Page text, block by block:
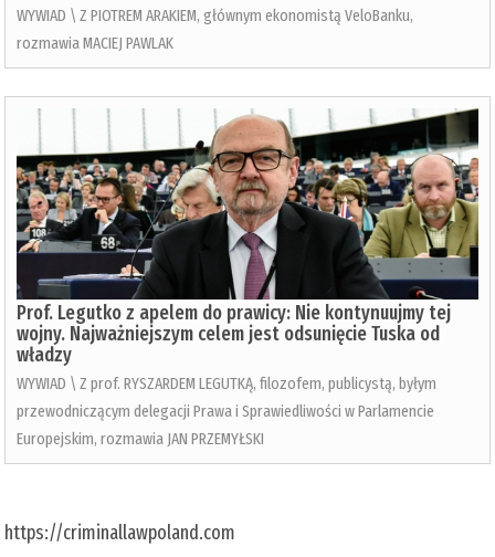
WYWIAD \ Z PIOTREM ARAKIEM, głównym ekonomistą VeloBanku,
rozmawia MACIEJ PAWLAK
Prof. Legutko z apelem do prawicy: Nie kontynuujmy tej
wojny. Najważniejszym celem jest odsunięcie Tuska od
władzy
WYWIAD \ Z prof. RYSZARDEM LEGUTKĄ, filozofem, publicystą, byłym
przewodniczącym delegacji Prawa i Sprawiedliwości w Parlamencie
Europejskim, rozmawia JAN PRZEMYŁSKI
https://criminallawpoland.com